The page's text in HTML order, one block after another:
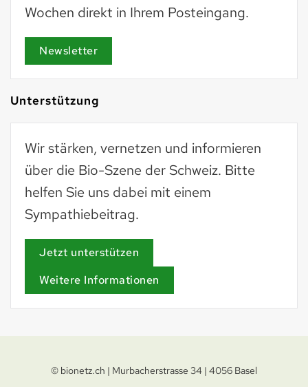
Wochen direkt in Ihrem Posteingang.
Newsletter
Unterstützung
Wir stärken, vernetzen und informieren
über die Bio-Szene der Schweiz. Bitte
helfen Sie uns dabei mit einem
Sympathiebeitrag.
Jetzt unterstützen
Weitere Informationen
© bionetz.ch | Murbacherstrasse 34 | 4056 Basel